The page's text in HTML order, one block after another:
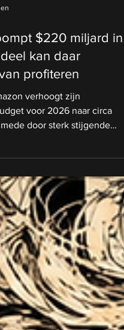
$220 miljard in
kan daar
voor 2026 naar circa
door sterk stijgende
De
naar DRAM en HBM kan
hogere prijzen, sterkere
omzet opleveren. Het
blijft overcapaciteit: extra
AI-investeringen kunnen
2028 de geheugenprijzen
Amazon verhoogt zijn
voor 2026 van ongeveer